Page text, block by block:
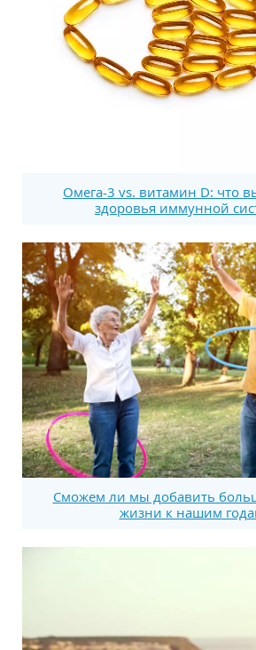
Омега-3 vs. витамин D: что
здоровья иммунной
Сможем ли мы добавить
жизни к нашим